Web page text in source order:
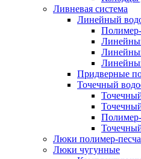
Ливневая система
Линейный
Придверные
Точечный
Люки полимер-
Люки чугунные